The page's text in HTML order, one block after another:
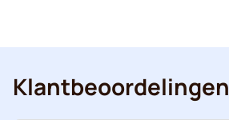
Klantbeoordelingen